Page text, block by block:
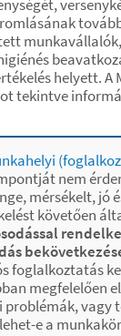
helyett. A
tekintve
nem
mérsékelt, jó
követően
foglalkoztatás
megfelelően
vagy
e a